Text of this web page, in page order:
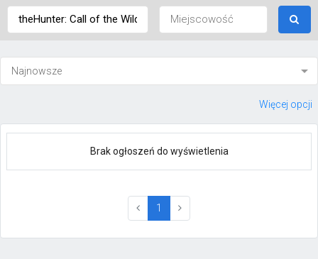
Więcej opcji
Brak ogłoszeń do wyświetlenia
1 (current)